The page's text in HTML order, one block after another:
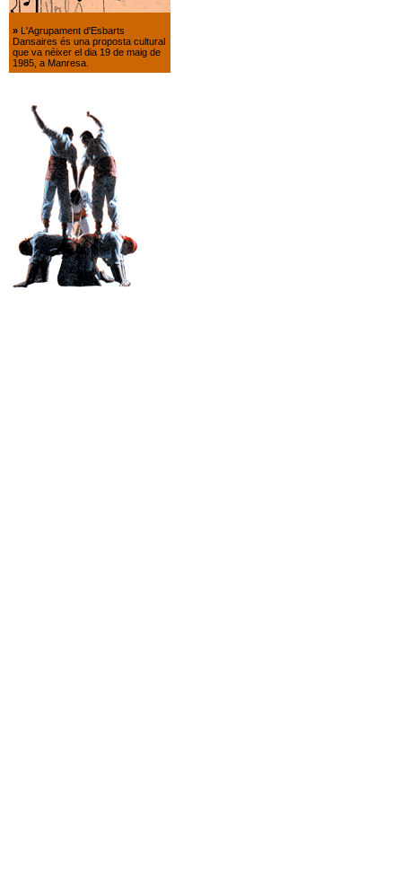
» L'Agrupament d'Esbarts
Dansaires és una proposta cultural
que va néixer el dia 19 de maig de
1985, a Manresa.